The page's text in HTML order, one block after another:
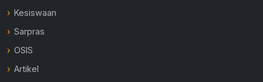
Kesiswaan
Sarpras
OSIS
Artikel